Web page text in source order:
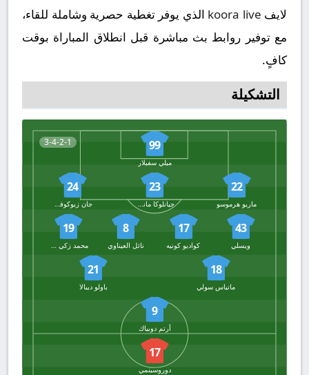
لايف koora live الذي يوفر تغطية حصرية وشاملة للقاء،
مع توفير روابط بث مباشرة قبل انطلاق المباراة بوقت
كافٍ.
التشكيلة
3-4-2-1 99
ميلي سفيلار
22
ماريو هرموسو
23
جيانلوكا مانشيني
24
جان زيوكوفسكي
43
ويسلي
17
كواديو كونيه
8
نائل العيناوي
19
محمد زكي سيلك
18
ماتياس سولي
21
باولو ديبالا
9
أرتم دوبياك
17
دوروسينمي